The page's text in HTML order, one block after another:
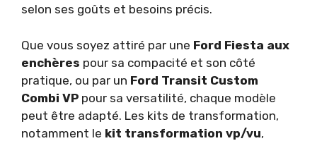
selon ses goûts et besoins précis.
Que vous soyez attiré par une Ford Fiesta aux
enchères pour sa compacité et son côté
pratique, ou par un Ford Transit Custom
Combi VP pour sa versatilité, chaque modèle
peut être adapté. Les kits de transformation,
notamment le kit transformation vp/vu,